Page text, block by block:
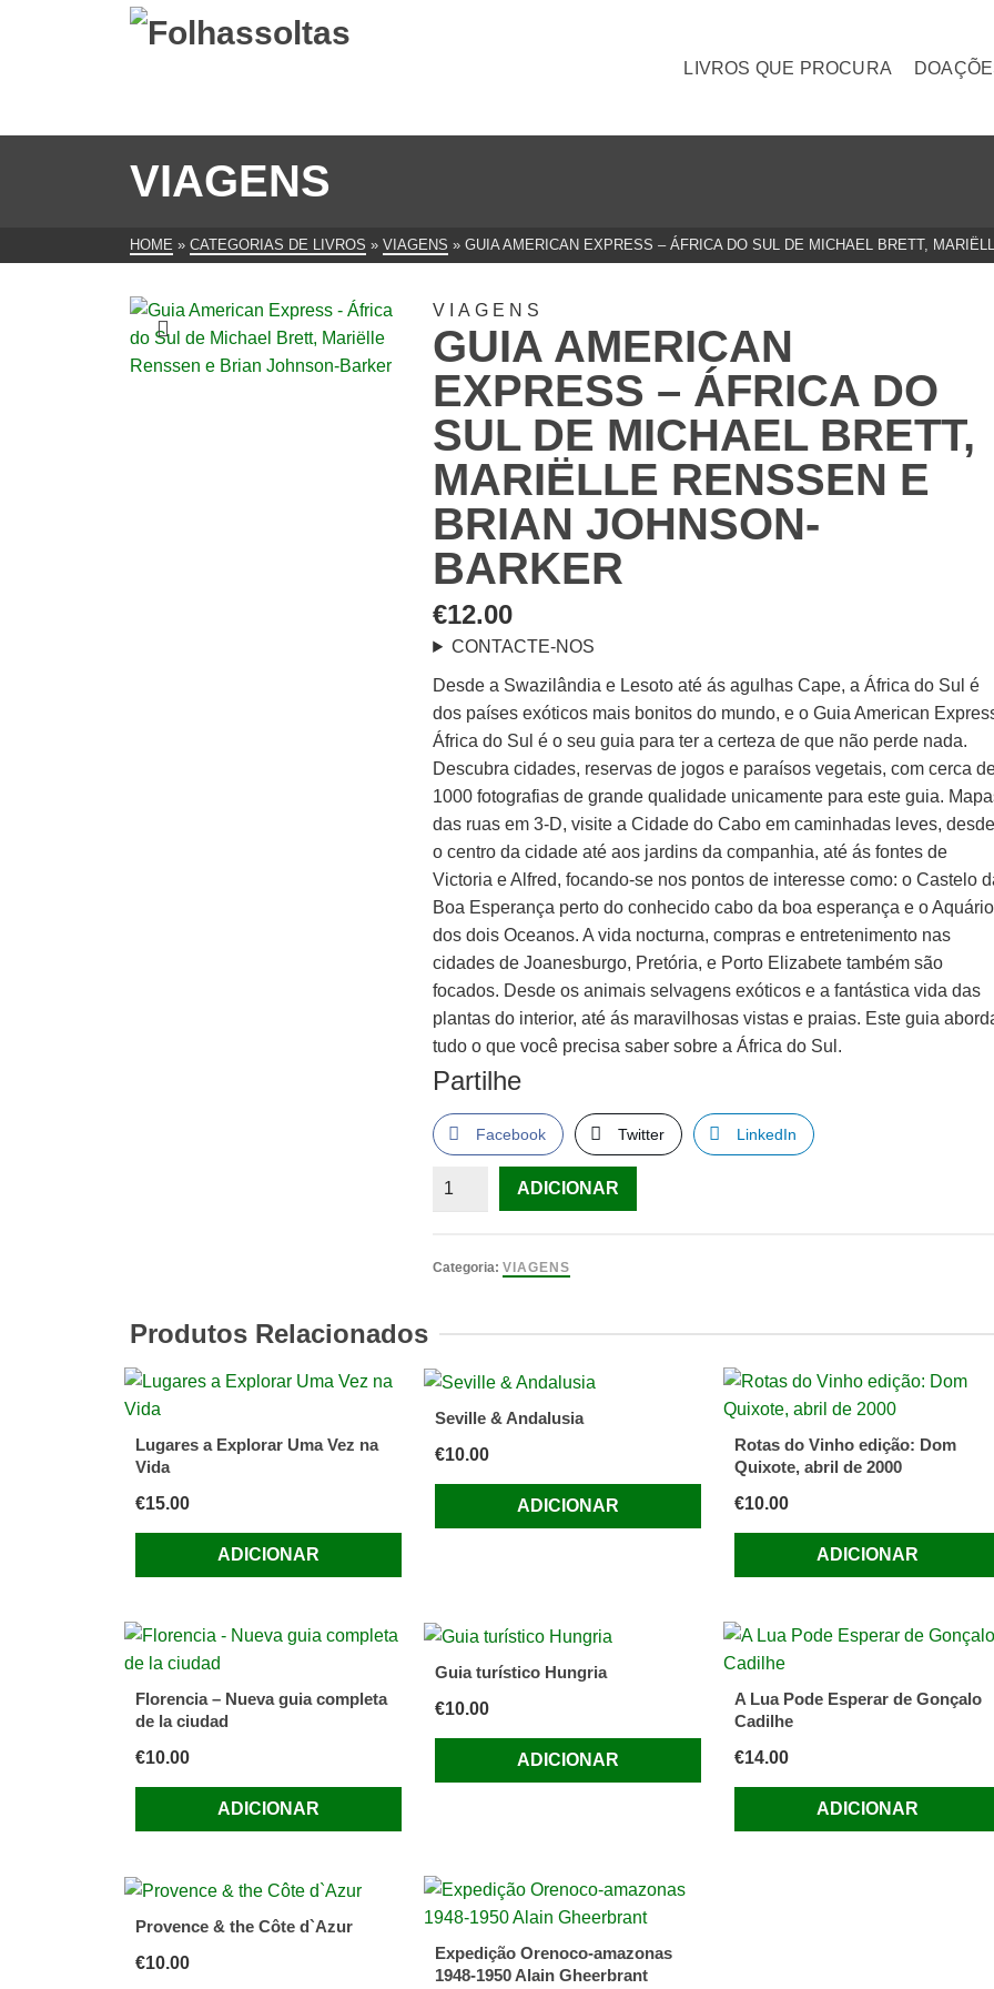
LIVROS QUE PROCURA
VIAGENS
HOME » CATEGORIAS DE LIVROS » VIAGENS » GUIA AMERICAN EXPRESS – ÁFRICA DO SUL DE MICHAEL BRETT,
VIAGENS
GUIA AMERICAN
EXPRESS – ÁFRICA DO
SUL DE MICHAEL BRETT,
MARIËLLE RENSSEN E
BRIAN JOHNSON-
BARKER
€12.00
CONTACTE-NOS
Desde a Swazilândia e Lesoto até ás agulhas Cape, a África do Sul é
dos países exóticos mais bonitos do mundo, e o Guia American
África do Sul é o seu guia para ter a certeza de que não perde nada.
Descubra cidades, reservas de jogos e paraísos vegetais, com cerca
1000 fotografias de grande qualidade unicamente para este guia.
das ruas em 3-D, visite a Cidade do Cabo em caminhadas leves, desde
o centro da cidade até aos jardins da companhia, até ás fontes de
Victoria e Alfred, focando-se nos pontos de interesse como: o Castelo
Boa Esperança perto do conhecido cabo da boa esperança e o Aquário
dos dois Oceanos. A vida nocturna, compras e entretenimento nas
cidades de Joanesburgo, Pretória, e Porto Elizabete também são
focados. Desde os animais selvagens exóticos e a fantástica vida das
plantas do interior, até ás maravilhosas vistas e praias. Este guia
tudo o que você precisa saber sobre a África do Sul.
Partilhe
Facebook Twitter LinkedIn
Quantidade
American
do
de
Michael
Brett,
Johnson-
ADICIONAR
Categoria:VIAGENS
Produtos Relacionados
Lugares a Explorar Uma Vez na
Vida
€15.00
ADICIONAR
Seville & Andalusia
€10.00
ADICIONAR
Rotas do Vinho edição: Dom
Quixote, abril de 2000
€10.00
ADICIONAR
Florencia – Nueva guia completa
de la ciudad
€10.00
ADICIONAR
Guia turístico Hungria
€10.00
ADICIONAR
A Lua Pode Esperar de Gonçalo
Cadilhe
€14.00
ADICIONAR
Provence & the Côte d`Azur
€10.00
Expedição Orenoco-amazonas
1948-1950 Alain Gheerbrant